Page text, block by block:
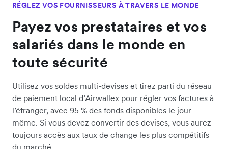
RÉGLEZ VOS FOURNISSEURS À TRAVERS LE MONDE
Payez vos prestataires et vos
salariés dans le monde en
toute sécurité
Utilisez vos soldes multi-devises et tirez parti du réseau
de paiement local d’Airwallex pour régler vos factures à
l’étranger, avec 95 % des fonds disponibles le jour
même. Si vous devez convertir des devises, vous aurez
toujours accès aux taux de change les plus compétitifs